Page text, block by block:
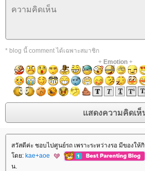
* blog นี้ comment ได้เฉพาะสมาชิก
+ Emotion+
สวัสดีค่ะ ชอบไปศูนย์รถ เพราะระหว่างรอ มีของให้
ดย: kae+aoe
น.